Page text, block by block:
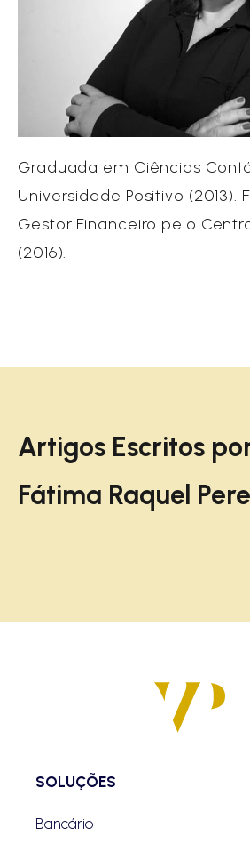
Graduada em Ciências
Universidade Positivo (2013).
Gestor Financeiro pelo
(2016).
Artigos Escritos
Fátima Raquel
SOLUÇÕES
Bancário